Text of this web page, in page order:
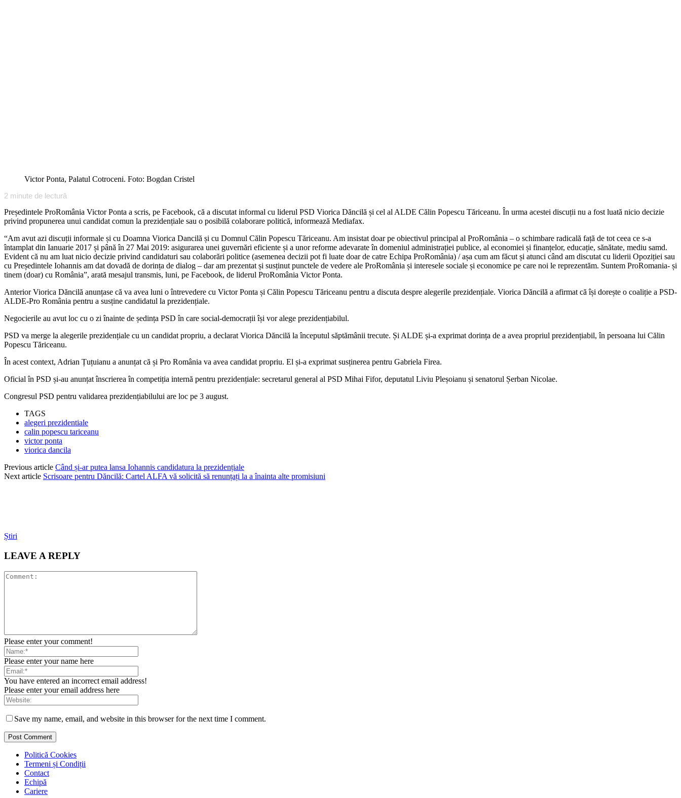
Victor Ponta, Palatul Cotroceni. Foto: Bogdan Cristel
2 minute de lectură
Președintele ProRomânia Victor Ponta a scris, pe Facebook, că a discutat informal cu liderul PSD Viorica Dăncilă și cel al ALDE Călin Popescu Tăriceanu. În urma acestei discuții nu a fost luată nicio decizie
privind propunerea unui candidat comun la prezidențiale sau o posibilă colaborare politică, informează Mediafax.
“Am avut azi discuții informale și cu Doamna Viorica Dancilă și cu Domnul Călin Popescu Tăriceanu. Am insistat doar pe obiectivul principal al ProRomânia – o schimbare radicală față de tot ceea ce s-a
întamplat din Ianuarie 2017 și până în 27 Mai 2019: asigurarea unei guvernări eficiente și a unor reforme adevarate în domeniul administrației publice, al economiei și finanțelor, educație, sănătate, mediu samd.
Evident că nu am luat nicio decizie privind candidaturi sau colaborări politice (asemenea decizii pot fi luate doar de catre Echipa ProRomânia) / așa cum am făcut și atunci când am discutat cu liderii Opoziției sau
cu Președintele Iohannis am dat dovadă de dorința de dialog – dar am prezentat și susținut punctele de vedere ale ProRomânia și interesele sociale și economice pe care noi le reprezentăm. Suntem ProRomania- și
tinem (doar) cu România”, arată mesajul transmis, luni, pe Facebook, de liderul ProRomânia Victor Ponta.
Anterior Viorica Dăncilă anunțase că va avea luni o întrevedere cu Victor Ponta și Călin Popescu Tăriceanu pentru a discuta despre alegerile prezidențiale. Viorica Dăncilă a afirmat că își dorește o coaliție a PSD-
ALDE-Pro România pentru a susține candidatul la prezidențiale.
Negocierile au avut loc cu o zi înainte de ședința PSD în care social-democrații își vor alege prezidențiabilul.
PSD va merge la alegerile prezidențiale cu un candidat propriu, a declarat Viorica Dăncilă la începutul săptămânii trecute. Și ALDE și-a exprimat dorința de a avea propriul prezidențiabil, în persoana lui Călin
Popescu Tăriceanu.
În acest context, Adrian Țuțuianu a anunțat că și Pro România va avea candidat propriu. El și-a exprimat susținerea pentru Gabriela Firea.
Oficial în PSD și-au anunțat înscrierea în competiția internă pentru prezidențiale: secretarul general al PSD Mihai Fifor, deputatul Liviu Pleșoianu și senatorul Șerban Nicolae.
Congresul PSD pentru validarea prezidențiabilului are loc pe 3 august.
TAGS
alegeri prezidentiale
calin popescu tariceanu
victor ponta
viorica dancila
Previous article Când și-ar putea lansa Iohannis candidatura la prezidențiale
Next article Scrisoare pentru Dăncilă: Cartel ALFA vă solicită să renunțați la a înainta alte promisiuni
Știri
LEAVE A REPLY
Please enter your comment!
Please enter your name here
You have entered an incorrect email address!
Please enter your email address here
Save my name, email, and website in this browser for the next time I comment.
Politică Cookies
Termeni și Condiții
Contact
Echipă
Cariere